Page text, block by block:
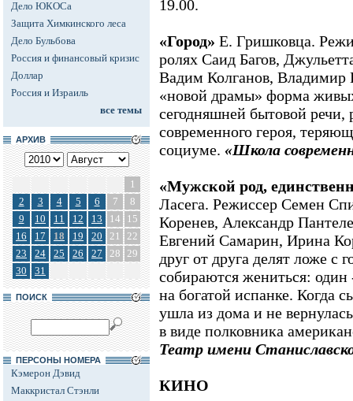
Дело ЮКОСа
Защита Химкинского леса
Дело Бульбова
Россия и финансовый кризис
Доллар
Россия и Израиль
все темы
АРХИВ
1
2
3 4 5 6 7
8
9
10 11 12 13 14
15
16
17 18 19 20 21
22
23
24 25 26 27 28 29
30
31
ПОИСК
ПЕРСОНЫ НОМЕРА
Кэмерон Дэвид
Маккристал Стэнли
19.00.
«Город» Е. Гришковца.
ролях Саид Багов,
Вадим Колганов, Владимир
«новой драмы» форма
сегодняшней бытовой речи,
современного героя,
социуме. «Школа
«Мужской род,
Ласега. Режиссер Семен
Коренев, Александр
Евгений Самарин, Ирина
друг от друга делят ложе с
собираются жениться:
на богатой испанке. Когда
ушла из дома и не
в виде полковника
Театр имени
КИНО